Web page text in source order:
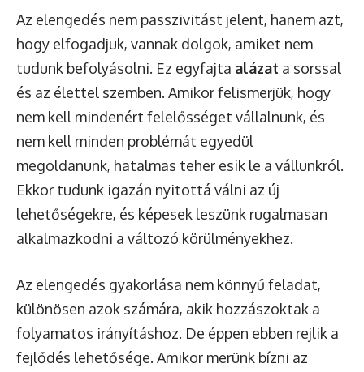
Az elengedés nem passzivitást jelent, hanem azt,
hogy elfogadjuk, vannak dolgok, amiket nem
tudunk befolyásolni. Ez egyfajta alázat a sorssal
és az élettel szemben. Amikor felismerjük, hogy
nem kell mindenért felelősséget vállalnunk, és
nem kell minden problémát egyedül
megoldanunk, hatalmas teher esik le a vállunkról.
Ekkor tudunk igazán nyitottá válni az új
lehetőségekre, és képesek leszünk rugalmasan
alkalmazkodni a változó körülményekhez.
Az elengedés gyakorlása nem könnyű feladat,
különösen azok számára, akik hozzászoktak a
folyamatos irányításhoz. De éppen ebben rejlik a
fejlődés lehetősége. Amikor merünk bízni az